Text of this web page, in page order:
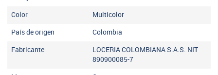
Color Multicolor
País de origen Colombia
Fabricante
LOCERIA COLOMBIANA S.A.S. NIT
890900085-7